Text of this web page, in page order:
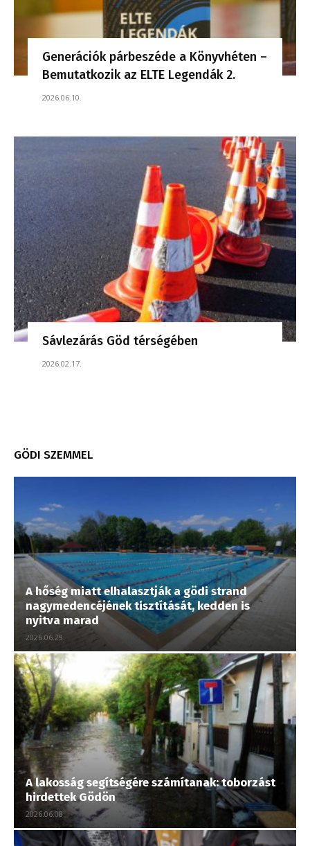
Generációk párbeszéde a Könyvhéten –
Bemutatkozik az ELTE Legendák 2.
2026.06.10.
Sávlezárás Göd térségében
2026.02.17.
GÖDI SZEMMEL
A hőség miatt elhalasztják a gödi strand
nagymedencéjének tisztítását, kedden is
nyitva marad
2026.06.29.
A lakosság segítségére számítanak: toborzást
hirdettek Gödön
2026.06.08.